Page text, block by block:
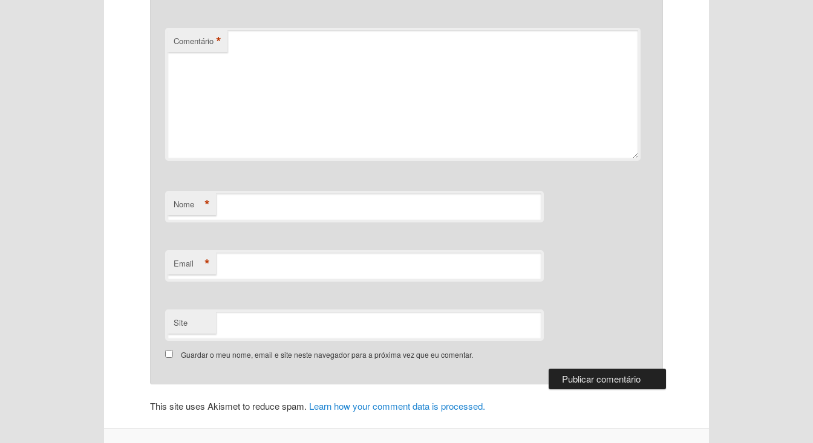
Comentário *
Nome *
Email *
Site
Guardar o meu nome, email e site neste navegador para a próxima vez que eu comentar.
This site uses Akismet to reduce spam. Learn how your comment data is processed.